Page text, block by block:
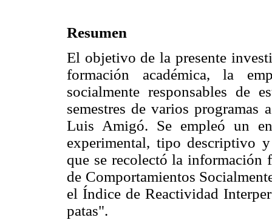
Resumen
El objetivo de la presente
formación académica, la
socialmente responsables de
semestres de varios programas
Luis Amigó. Se empleó un
experimental, tipo descriptivo
que se recolectó la
de Comportamientos
el Índice de Reactividad
patas".